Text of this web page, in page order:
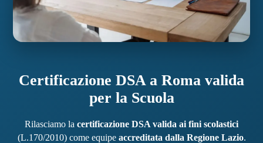
Certificazione DSA a Roma valida
per la Scuola
Rilasciamo la certificazione DSA valida ai fini scolastici
(L.170/2010) come equipe accreditata dalla Regione Lazio.